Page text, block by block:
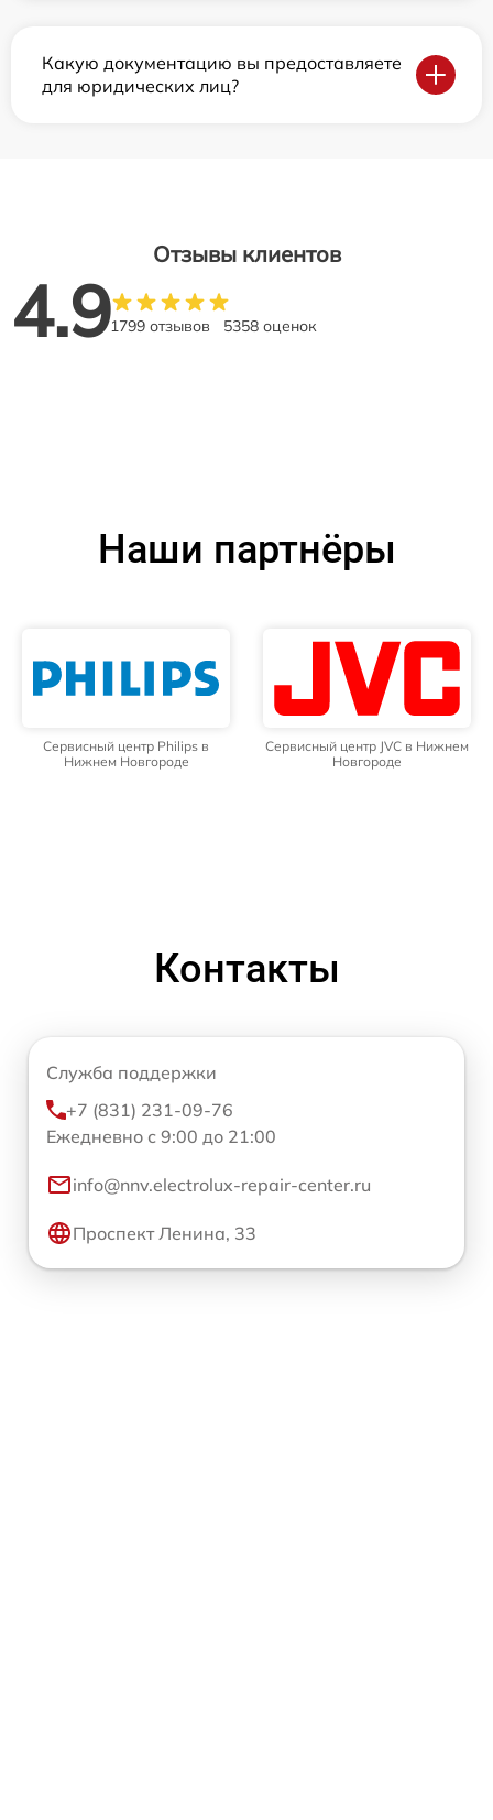
Какую документацию вы предоставляете
для юридических лиц?
Отзывы клиентов
4.91799 отзывов 5358 оценок
Наши партнёры
Сервисный центр Philips в
Нижнем Новгороде
Сервисный центр JVC в Нижнем
Новгороде
Контакты
Служба поддержки
+7 (831) 231-09-76
Ежедневно с 9:00 до 21:00
info@nnv.electrolux-repair-center.ru
Проспект Ленина, 33